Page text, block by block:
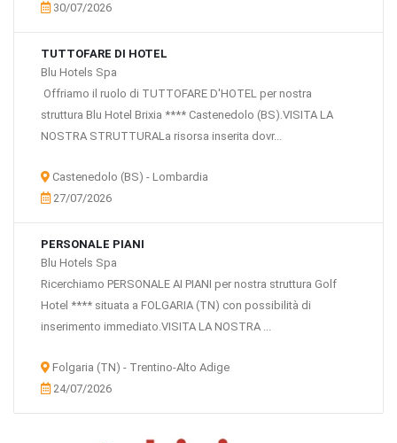
30/07/2026
TUTTOFARE DI HOTEL
Blu Hotels Spa
Offriamo il ruolo di TUTTOFARE D'HOTEL per nostra
struttura Blu Hotel Brixia **** Castenedolo (BS).VISITA LA
NOSTRA STRUTTURALa risorsa inserita dovr...
Castenedolo (BS) - Lombardia
27/07/2026
PERSONALE PIANI
Blu Hotels Spa
Ricerchiamo PERSONALE AI PIANI per nostra struttura Golf
Hotel **** situata a FOLGARIA (TN) con possibilità di
inserimento immediato.VISITA LA NOSTRA ...
Folgaria (TN) - Trentino-Alto Adige
24/07/2026